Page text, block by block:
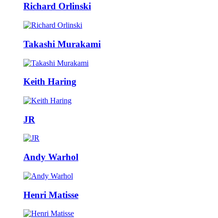
Richard Orlinski
Takashi Murakami
Keith Haring
JR
Andy Warhol
Henri Matisse